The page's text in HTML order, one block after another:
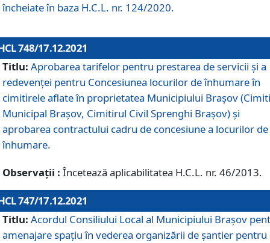
încheiate în baza H.C.L. nr. 124/2020.
748/17.12.2021
Titlu: Aprobarea tarifelor pentru prestarea de servicii şi a
redevenţei pentru Concesiunea locurilor de înhumare în
cimitirele aflate în proprietatea Municipiului Braşov
Municipal Braşov, Cimitirul Civil Sprenghi Braşov) şi
aprobarea contractului cadru de concesiune a locurilor de
înhumare.
Observații : Încetează aplicabilitatea H.C.L. nr. 46/2013.
747/17.12.2021
Titlu: Acordul Consiliului Local al Municipiului Braşov
amenajare spațiu în vederea organizării de șantier pentru